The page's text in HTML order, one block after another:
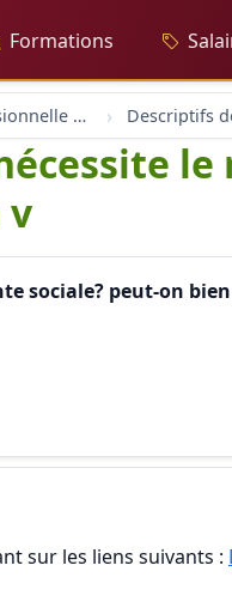
Formations
Orientation professionnelle et professionnel Descriptifs
v
sociale? peut-on
sur les liens suivants :